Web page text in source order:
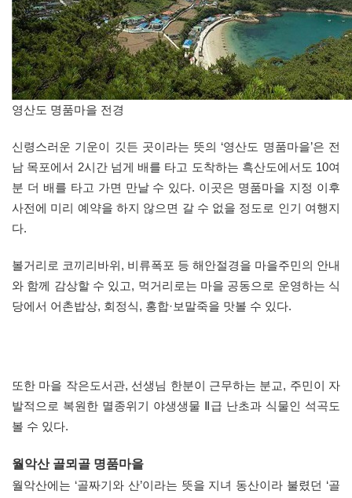
영산도 명품마을 전경
신령스러운 기운이 깃든 곳이라는 뜻의 ‘영산도 명품마을’은 전
남 목포에서 2시간 넘게 배를 타고 도착하는 흑산도에서도 10여
분 더 배를 타고 가면 만날 수 있다. 이곳은 명품마을 지정 이후
사전에 미리 예약을 하지 않으면 갈 수 없을 정도로 인기 여행지
다.
볼거리로 코끼리바위, 비류폭포 등 해안절경을 마을주민의 안내
와 함께 감상할 수 있고, 먹거리로는 마을 공동으로 운영하는 식
당에서 어촌밥상, 회정식, 홍합·보말죽을 맛볼 수 있다.
또한 마을 작은도서관, 선생님 한분이 근무하는 분교, 주민이 자
발적으로 복원한 멸종위기 야생생물 Ⅱ급 난초과 식물인 석곡도
볼 수 있다.
월악산 골뫼골 명품마을
월악산에는 ‘골짜기와 산’이라는 뜻을 지녀 동산이라 불렸던 ‘골